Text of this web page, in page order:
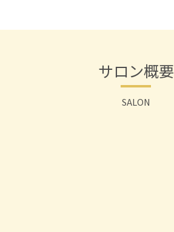
サロン概要
SALON